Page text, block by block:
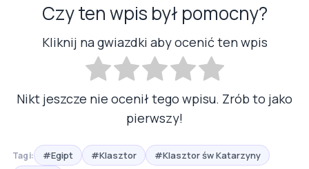
Czy ten wpis był pomocny?
Kliknij na gwiazdki aby ocenić ten wpis
Nikt jeszcze nie ocenił tego wpisu. Zrób to jako
pierwszy!
Tagi: #Egipt #Klasztor
#Klasztor św Katarzyny